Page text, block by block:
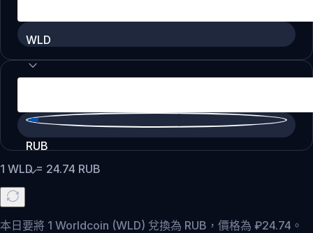
WLD
RUB
1 WLD= 24.74 RUB
本日要將 1 Worldcoin (WLD) 兌換為 RUB，價格為 ₽24.74。